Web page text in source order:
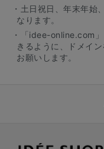
・土日祝日、年末年始
なります。
・「idee-online.com
きるように、ドメイ
お願いします。